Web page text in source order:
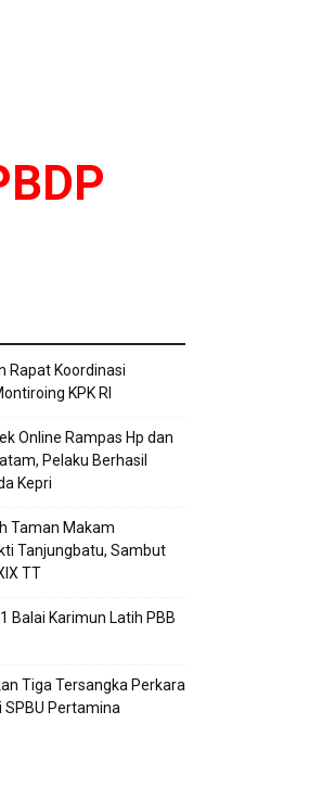
Rapat Koordinasi
KPK RI
Online Rampas Hp dan
Pelaku Berhasil
Kepri
Taman Makam
Tanjungbatu, Sambut
TT
Balai Karimun Latih PBB
Tiga Tersangka Perkara
SPBU Pertamina